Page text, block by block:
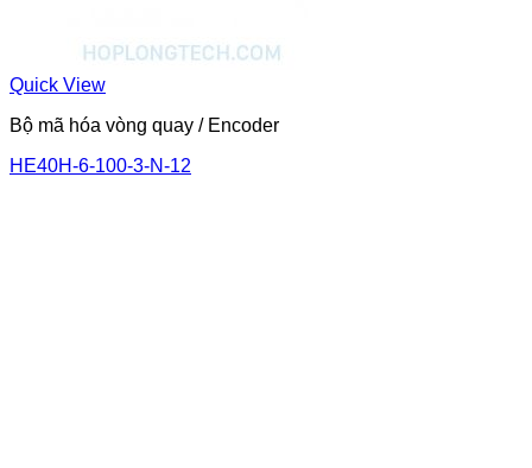
Quick View
Bộ mã hóa vòng quay / Encoder
HE40H-6-100-3-N-12